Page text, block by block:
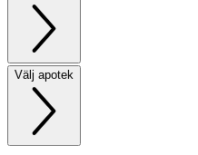
Välj apotek